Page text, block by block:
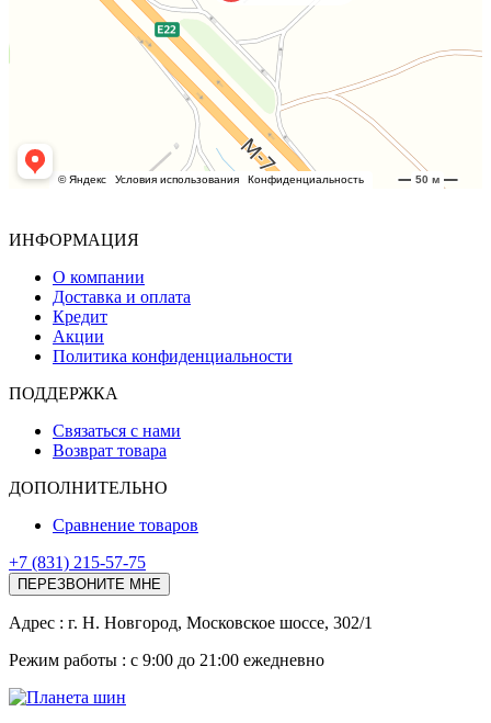
ИНФОРМАЦИЯ
О компании
Доставка и оплата
Кредит
Акции
Политика конфиденциальности
ПОДДЕРЖКА
Связаться с нами
Возврат товара
ДОПОЛНИТЕЛЬНО
Сравнение товаров
+7 (831) 215-57-75
ПЕРЕЗВОНИТЕ МНЕ
Адреc : г. Н. Новгород, Московское шоссе, 302/1
Режим работы : с 9:00 до 21:00 ежедневно